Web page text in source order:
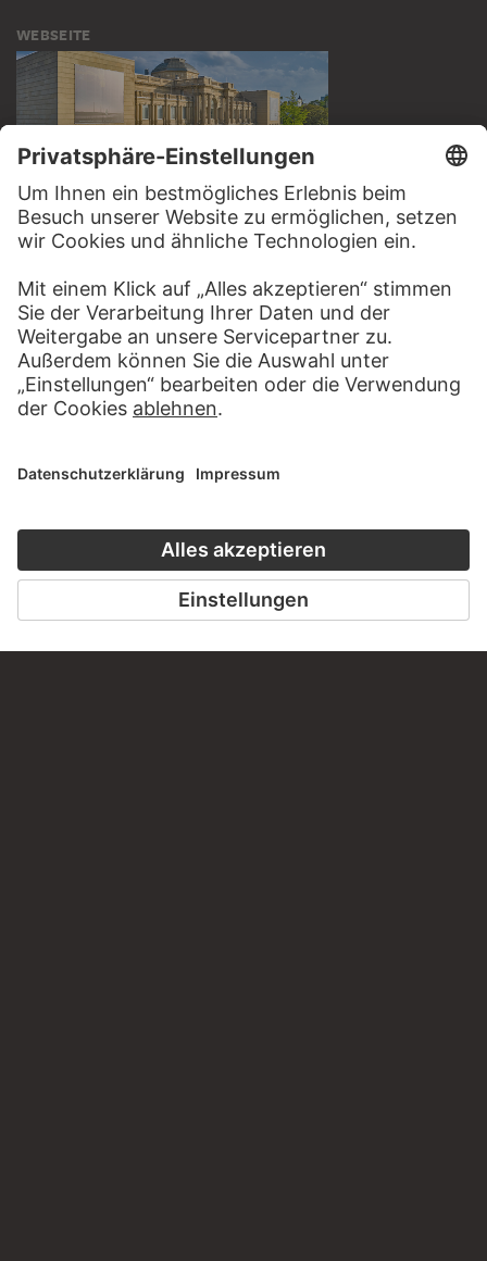
WEBSEITE
BESUCHEN SIE DAS
STÄDEL MUSEUM
ZUR WEBSEITE
KONTAKT
Haben Sie Anregungen, Fragen oder Informationen zu
diesem Werk?
SCHREIBEN SIE UNS